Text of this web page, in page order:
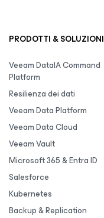
PRODOTTI & SOLUZIONI
Veeam DataIA Command
Platform
Resilienza dei dati
Veeam Data Platform
Veeam Data Cloud
Veeam Vault
Microsoft 365 & Entra ID
Salesforce
Kubernetes
Backup & Replication